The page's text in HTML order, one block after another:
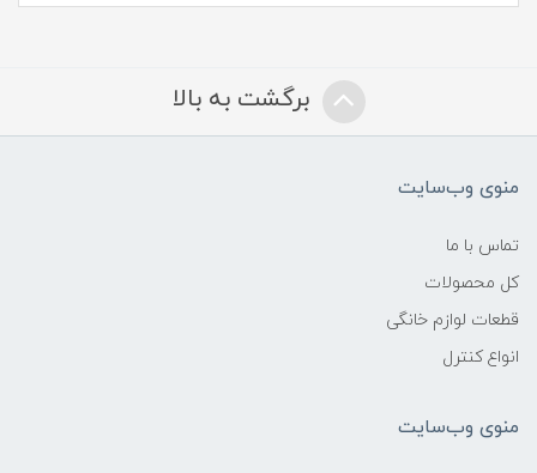
برگشت به بالا
منوی وب‌سایت
تماس با ما
کل محصولات
قطعات لوازم خانگی
انواع کنترل
منوی وب‌سایت